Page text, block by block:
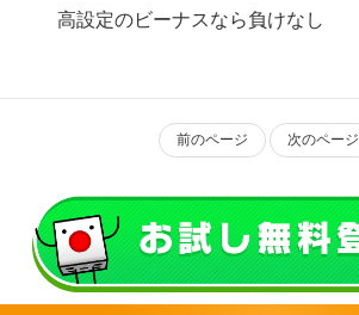
高設定のビーナスなら負けなし
前のページ 次のページ